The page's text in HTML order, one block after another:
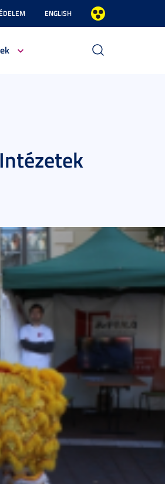
ENGLISH